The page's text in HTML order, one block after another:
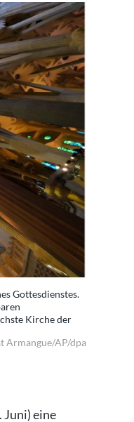
Gottesdienstes.
Kirche der
Armangue/AP/dpa
Juni) eine